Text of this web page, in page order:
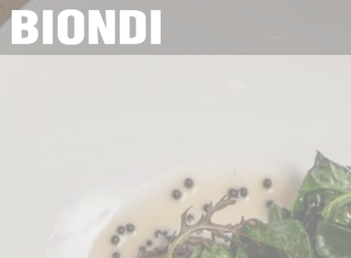
Panel for informasjonskapsler